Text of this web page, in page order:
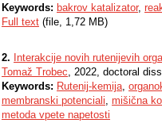
Keywords: bakrov katalizator,
Full text (file, 1,72 MB)
2. Interakcije novih rutenijevih
Tomaž Trobec, 2022, doctoral
Keywords: Rutenij-kemija,
membranski potenciali, mišična
metoda vpete napetosti